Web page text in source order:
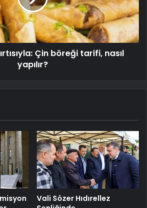
Çin böreği tarifi, nasıl
yapılır?
Vali Sözer Hıdırellez